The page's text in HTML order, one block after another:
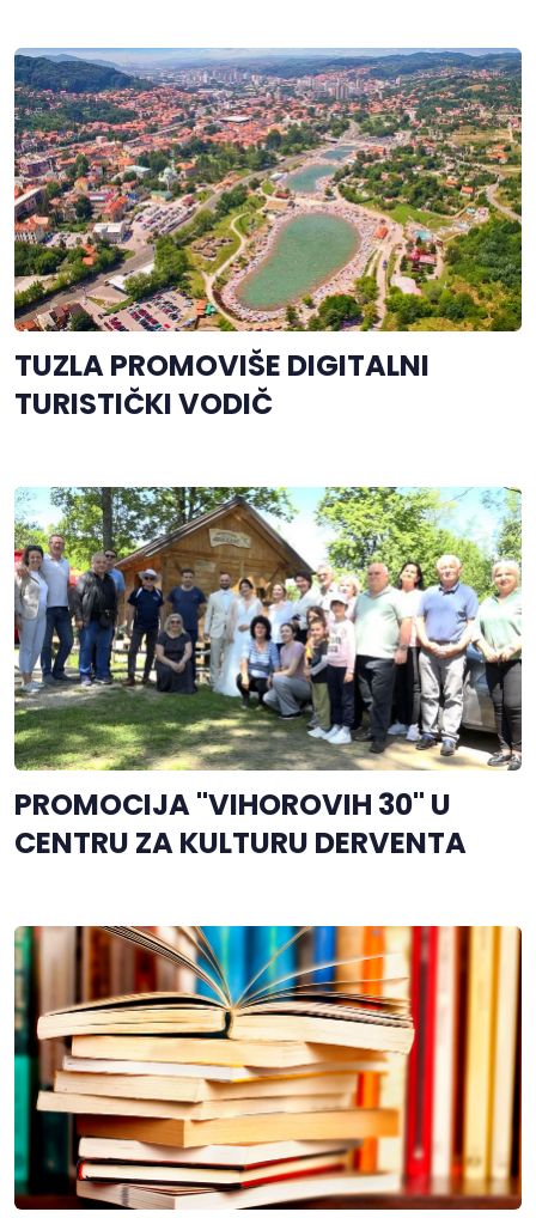
TUZLA PROMOVIŠE DIGITALNI
TURISTIČKI VODIČ
PROMOCIJA "VIHOROVIH 30" U
CENTRU ZA KULTURU DERVENTA